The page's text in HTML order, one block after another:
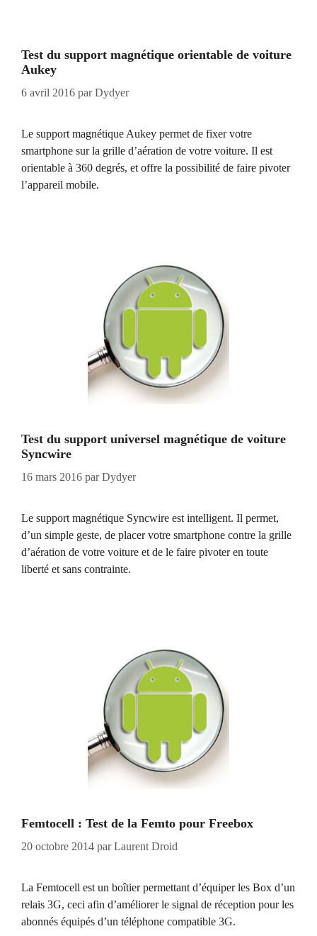
Test du support magnétique orientable de voiture
Aukey
6 avril 2016 parDydyer
Le support magnétique Aukey permet de fixer votre
smartphone sur la grille d’aération de votre voiture. Il est
orientable à 360 degrés, et offre la possibilité de faire pivoter
l’appareil mobile.
Test du support universel magnétique de voiture
Syncwire
16 mars 2016 parDydyer
Le support magnétique Syncwire est intelligent. Il permet,
d’un simple geste, de placer votre smartphone contre la grille
d’aération de votre voiture et de le faire pivoter en toute
liberté et sans contrainte.
Femtocell : Test de la Femto pour Freebox
20 octobre 2014 parLaurent Droid
La Femtocell est un boîtier permettant d’équiper les Box d’un
relais 3G, ceci afin d’améliorer le signal de réception pour les
abonnés équipés d’un téléphone compatible 3G.